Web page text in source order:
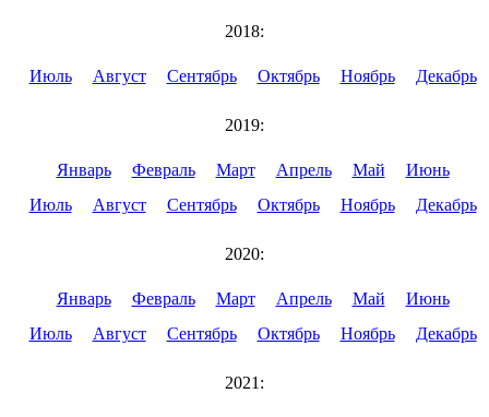
2018:
Июль Август Сентябрь Октябрь Ноябрь Декабрь
2019:
Январь Февраль Март Апрель Май
Июнь
Июль
Август Сентябрь Октябрь Ноябрь Декабрь
2020:
Январь Февраль Март Апрель Май
Июнь
Июль
Август Сентябрь Октябрь Ноябрь Декабрь
2021: